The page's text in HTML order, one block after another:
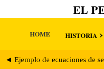
EL
HOME HISTORIA
◄ Ejemplo de ecuaciones de